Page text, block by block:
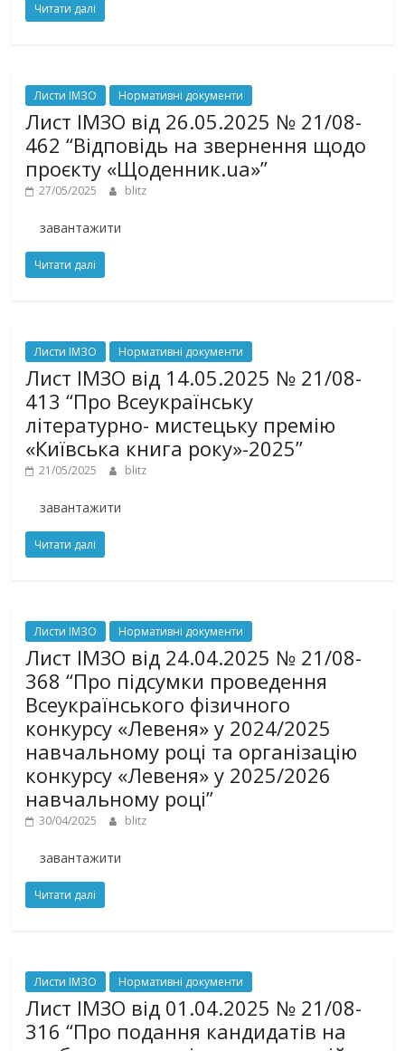
Читати далі
Листи ІМЗО Нормативні документи
Лист ІМЗО від 26.05.2025 № 21/08-
462 “Відповідь на звернення щодо
проєкту «Щоденник.ua»”
27/05/2025 blitz
завантажити
Читати далі
Листи ІМЗО Нормативні документи
Лист ІМЗО від 14.05.2025 № 21/08-
413 “Про Всеукраїнську
літературно- мистецьку премію
«Київська книга року»-2025”
21/05/2025 blitz
завантажити
Читати далі
Листи ІМЗО Нормативні документи
Лист ІМЗО від 24.04.2025 № 21/08-
368 “Про підсумки проведення
Всеукраїнського фізичного
конкурсу «Левеня» у 2024/2025
навчальному році та організацію
конкурсу «Левеня» у 2025/2026
навчальному році”
30/04/2025 blitz
завантажити
Читати далі
Листи ІМЗО Нормативні документи
Лист ІМЗО від 01.04.2025 № 21/08-
316 “Про подання кандидатів на